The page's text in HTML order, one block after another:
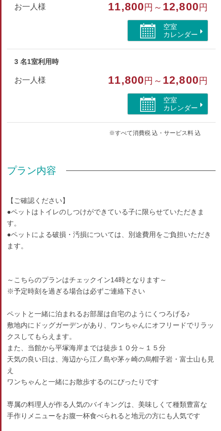
＜設備＞
【フロント用意】
・ひげそり（無料）
円） ※数に限りあり
部屋特徴
お一人様 11,800 円～ 12,800 円
空室
カレンダー
3 名1室利用時
お一人様 11,800 円～ 12,800 円
空室
カレンダー
※すべて消費税 込・サービス料 込
プラン内容
【ご確認ください】
●ペットはトイレのしつけができている子に限らせていただきま
す。
●ペットによる破損・汚損については、別途費用をご負担いただき
ます。
～こちらのプランはチェックイン14時となります～
※予定時刻を過ぎる場合は必ずご連絡下さい
ペットと一緒に泊まれるお部屋は自宅のようにくつろげる♪
敷地内にドッグガーデンがあり、ワンちゃんにオフリードでリラッ
クスしてもらえます。
また、当館から平塚海岸までは徒歩１０分～１５分
天気の良い日は、海辺から江ノ島や茅ヶ崎の烏帽子岩・富士山も見
え
ワンちゃんと一緒にお散歩するのにぴったりです
専属の料理人が作る人気のバイキングは、美味しくて種類豊富な
手作りメニューをお腹一杯食べられると地元の方にも人気です